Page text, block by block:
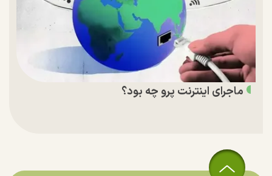
ماجرای اینترنت پرو چه بود؟